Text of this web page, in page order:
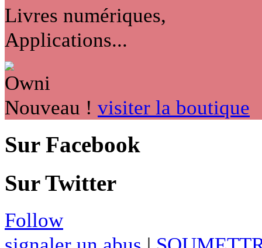
Livres numériques,
Applications...
Nouveau ! visiter la boutique
Sur Facebook
Sur Twitter
Follow